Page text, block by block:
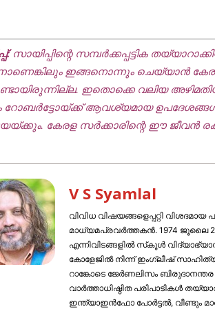
സായിപ്പിന്റെ സമ്പര്‍ക്കപ്പട്ടിക
ഇങ്ങനൊന്നും ചെയ്യാന്‍
ഇതൊക്കെ വലിയ
റോബര്‍ട്ടോയ്ക്ക് ആവശ്യമായ
കേരള സര്‍ക്കാരിന്റെ ഈ ജീവന്‍
V S Syamlal
വിവിധ വിഷയങ്ങളെപ്പറ്റി
മാധ്യമപ്രവര്‍ത്തകന്‍. 1974
എന്നിവിടങ്ങളില്‍ സ്‌കൂള്‍
കോളേജില്‍ നിന്ന് ഇംഗ്ലീഷ്
റാങ്കോടെ ജേര്‍ണലിസം
വാര്‍ത്താധിഷ്ഠിത പരിപാടികള്‍
ഇന്ത്യാഇന്‍ഫോ പോർട്ടൽ, വീണ്ടും